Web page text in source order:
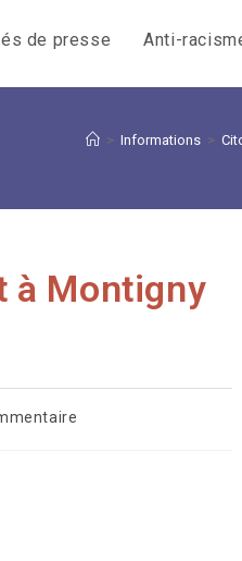
de presse Anti-
> Informations >
à Montigny